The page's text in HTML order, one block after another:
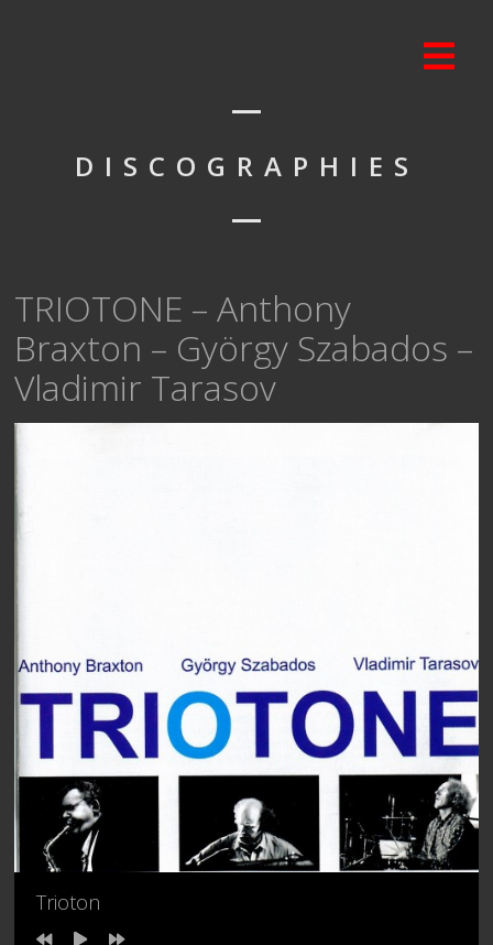
DISCOGRAPHIES
TRIOTONE – Anthony
Braxton – György Szabados –
Vladimir Tarasov
Trioton